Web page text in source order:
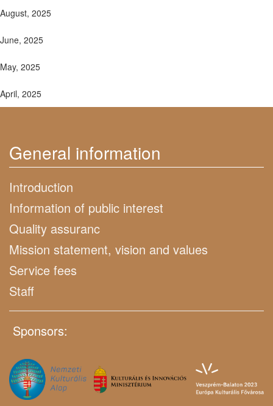
August, 2025
June, 2025
May, 2025
April, 2025
General information
Introduction
Information of public interest
Quality assuranc
Mission statement, vision and values
Service fees
Staff
Sponsors: